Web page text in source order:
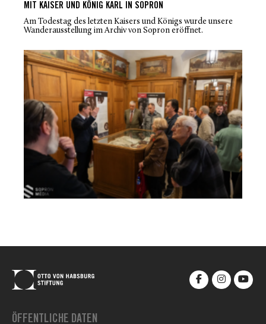
MIT KAISER UND KÖNIG KARL IN SOPRON
Am Todestag des letzten Kaisers und Königs wurde unsere
Wanderausstellung im Archiv von Sopron eröffnet.
ÖFFENTLICHE DATEN